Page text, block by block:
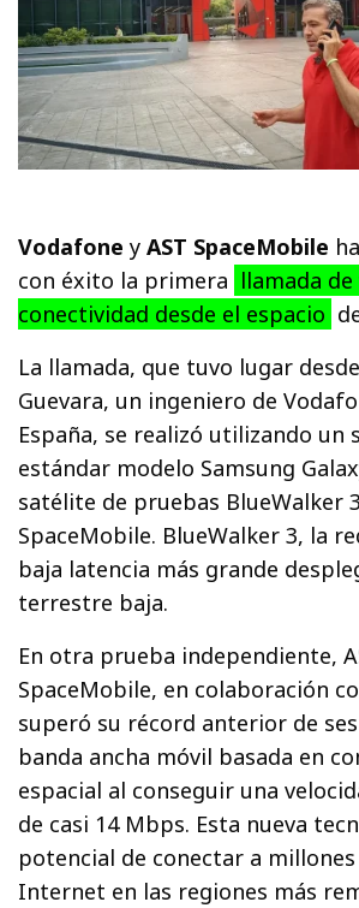
Vodafone yAST SpaceMobile
con éxito la primera llamada de
conectividad desde el espacio
La llamada, que tuvo lugar
Guevara, un ingeniero de
España, se realizó utilizando un
estándar modelo Samsung
satélite de pruebas BlueWalker
SpaceMobile. BlueWalker 3, la
baja latencia más grande
terrestre baja.
En otra prueba independiente,
SpaceMobile, en colaboración
superó su récord anterior de
banda ancha móvil basada en
espacial al conseguir una
de casi 14 Mbps. Esta nueva
potencial de conectar a
Internet en las regiones más